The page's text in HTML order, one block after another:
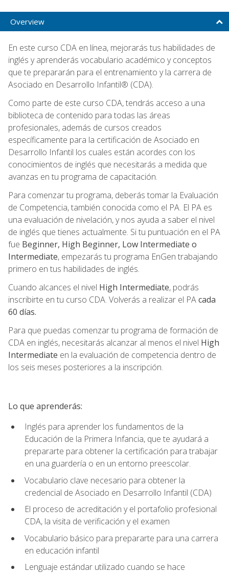
Overview
En este curso CDA en línea, mejorarás tus habilidades de
inglés y aprenderás vocabulario académico y conceptos
que te prepararán para el entrenamiento y la carrera de
Asociado en Desarrollo Infantil® (CDA).
Como parte de este curso CDA, tendrás acceso a una
biblioteca de contenido para todas las áreas
profesionales, además de cursos creados
específicamente para la certificación de Asociado en
Desarrollo Infantil los cuales están acordes con los
conocimientos de inglés que necesitarás a medida que
avanzas en tu programa de capacitación.
Para comenzar tu programa, deberás tomar la Evaluación
de Competencia, también conocida como el PA. El PA es
una evaluación de nivelación, y nos ayuda a saber el nivel
de inglés que tienes actualmente. Si tu puntuación en el PA
fue Beginner, High Beginner, Low Intermediate o
Intermediate, empezarás tu programa EnGen trabajando
primero en tus habilidades de inglés.
Cuando alcances el nivel High Intermediate, podrás
inscribirte en tu curso CDA. Volverás a realizar el PAcada
60 días.
Para que puedas comenzar tu programa de formación de
CDA en inglés, necesitarás alcanzar al menos el nivel High
Intermediate en la evaluación de competencia dentro de
los seis meses posteriores a la inscripción.
Lo que aprenderás:
Inglés para aprender los fundamentos de la
Educación de la Primera Infancia, que te ayudará a
prepararte para obtener la certificación para trabajar
en una guardería o en un entorno preescolar.
Vocabulario clave necesario para obtener la
credencial de Asociado en Desarrollo Infantil (CDA)
El proceso de acreditación y el portafolio profesional
CDA, la visita de verificación y el examen
Vocabulario básico para prepararte para una carrera
en educación infantil
Lenguaje estándar utilizado cuando se hace